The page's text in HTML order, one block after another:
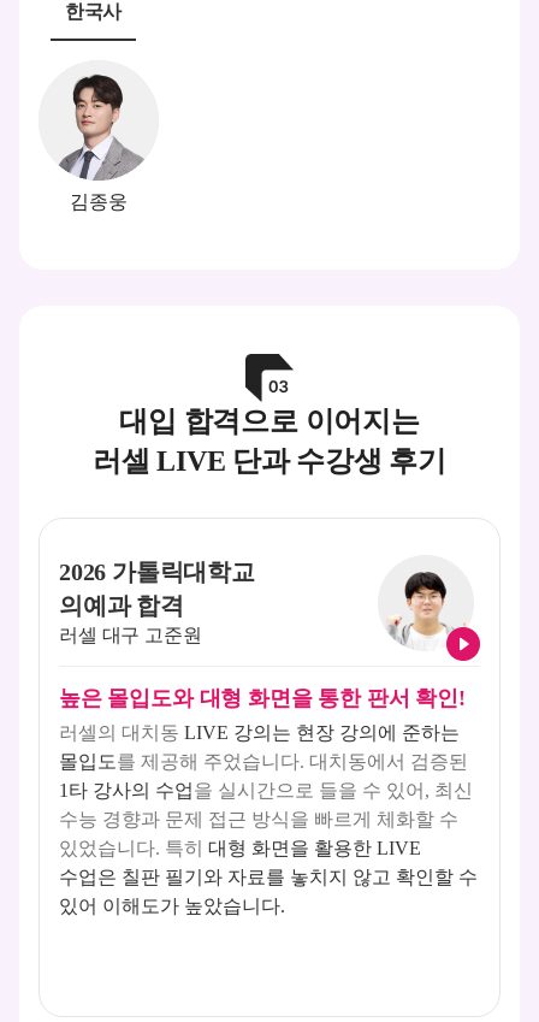
한국사
김종웅
대입 합격으로 이어지는
러셀 LIVE 단과 수강생 후기
2026 가톨릭대학교
의예과 합격
러셀 대구 고준원
높은 몰입도와 대형 화면을 통한 판서 확인!
러셀의 대치동 LIVE 강의는 현장 강의에 준하는
몰입도를 제공해 주었습니다. 대치동에서 검증된
1타 강사의 수업을 실시간으로 들을 수 있어, 최신
수능 경향과 문제 접근 방식을 빠르게 체화할 수
있었습니다. 특히 대형 화면을 활용한 LIVE
수업은 칠판 필기와 자료를 놓치지 않고 확인할 수
있어 이해도가 높았습니다.